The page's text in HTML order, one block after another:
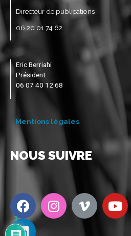
Directeur de publications
06 20 01 74 62
Eric Berriahi
Président
06 07 40 12 68
Mentions légales
NOUS SUIVRE
3